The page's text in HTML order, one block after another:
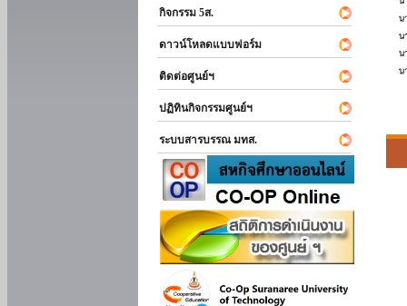
กิจกรรม 5ส.
ดาวน์โหลดแบบฟอร์ม
ติดต่อศูนย์ฯ
ปฏิทินกิจกรรมศูนย์ฯ
ระบบสารบรรณ มทส.